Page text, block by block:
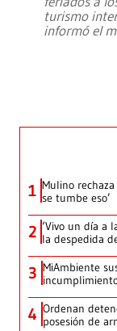
turismo
informó el
1 Mulino
se tumbe eso’
2 ‘Vivo un día a
la despedida
3 MiAmbiente
4 Ordenan
posesión de